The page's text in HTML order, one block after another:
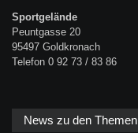
Sportgelände
Peuntgasse 20
95497 Goldkronach
Telefon 0 92 73 / 83 86
News zu den Themen